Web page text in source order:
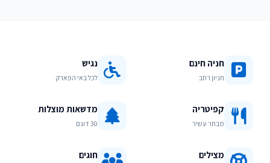
חניה חינם
חניון רחב
נגיש
לכל באי הפארק
קפיטריה
מבחר עשיר
מדשאות מוצלות
30 דונם
מצילים חוגים